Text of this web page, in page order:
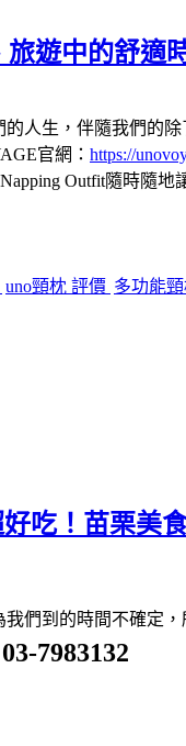
遊中的舒適
人生，伴隨我們的
官網： https://
Outfit隨時隨
uno頸枕 評價 多功能
吃！苗栗美
們到的時間不確定
03-7983132